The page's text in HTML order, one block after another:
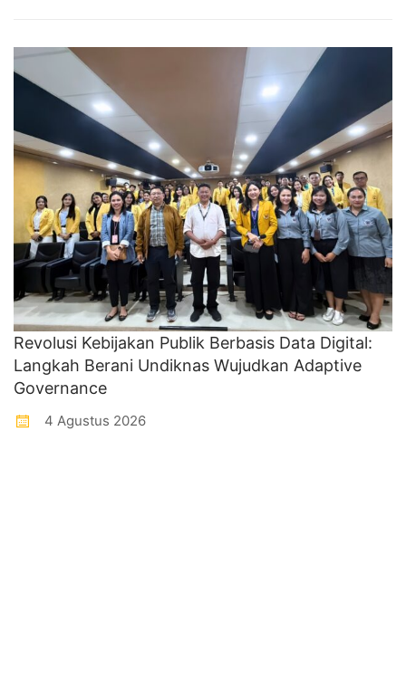
Revolusi Kebijakan Publik Berbasis Data Digital:
Langkah Berani Undiknas Wujudkan Adaptive
Governance
4 Agustus 2026